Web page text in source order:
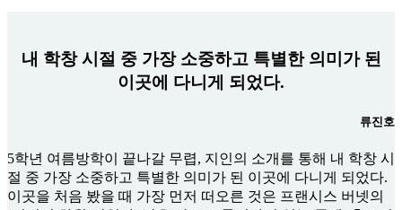
내 학창 시절 중 가장 소중하고 특별한 의미가 된
이곳에 다니게 되었다.
류진호
5학년 여름방학이 끝나갈 무렵, 지인의 소개를 통해 내 학창 시
절 중 가장 소중하고 특별한 의미가 된 이곳에 다니게 되었다.
이곳을 처음 봤을 때 가장 먼저 떠오른 것은 프랜시스 버넷의